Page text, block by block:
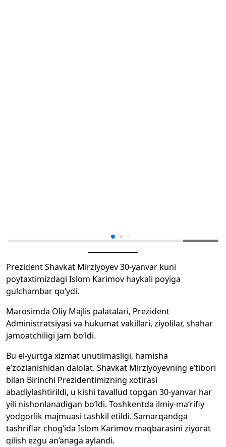
Prezident Shavkat Mirziyoyev 30-yanvar kuni
poytaxtimizdagi Islom Karimov haykali poyiga
gulchambar qo‘ydi.
Marosimda Oliy Majlis palatalari, Prezident
Administratsiyasi va hukumat vakillari, ziyolilar, shahar
jamoatchiligi jam bo‘ldi.
Bu el-yurtga xizmat unutilmasligi, hamisha
e’zozlanishidan dalolat. Shavkat Mirziyoyevning e’tibori
bilan Birinchi Prezidentimizning xotirasi
abadiylashtirildi, u kishi tavallud topgan 30-yanvar har
yili nishonlanadigan bo‘ldi. Toshkentda ilmiy-ma’rifiy
yodgorlik majmuasi tashkil etildi. Samarqandga
tashriflar chog‘ida Islom Karimov maqbarasini ziyorat
qilish ezgu an’anaga aylandi.